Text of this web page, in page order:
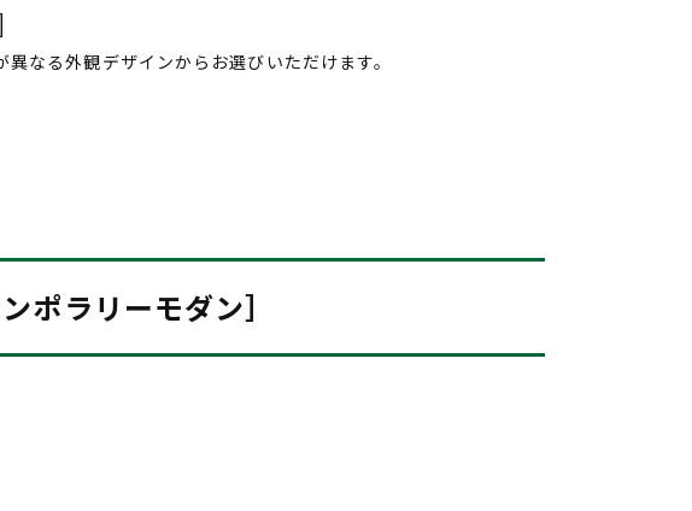
なる外観デザインからお選びいただけます。
ポラリーモダン］